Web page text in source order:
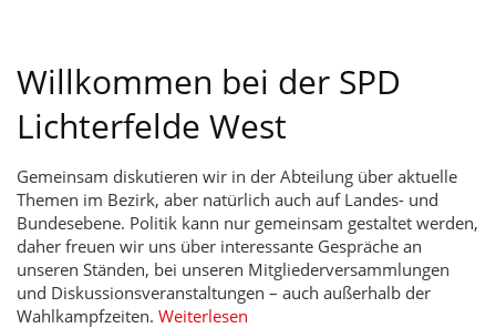
Willkommen bei der SPD
Lichterfelde West
Gemeinsam diskutieren wir in der Abteilung über aktuelle
Themen im Bezirk, aber natürlich auch auf Landes- und
Bundesebene. Politik kann nur gemeinsam gestaltet werden,
daher freuen wir uns über interessante Gespräche an
unseren Ständen, bei unseren Mitgliederversammlungen
und Diskussionsveranstaltungen – auch außerhalb der
Wahlkampfzeiten. Weiterlesen